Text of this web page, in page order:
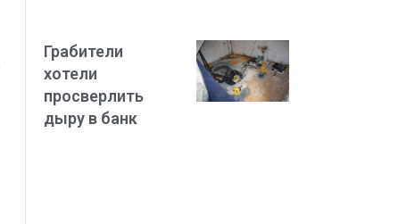
Грабители
хотели
просверлить
дыру в банк